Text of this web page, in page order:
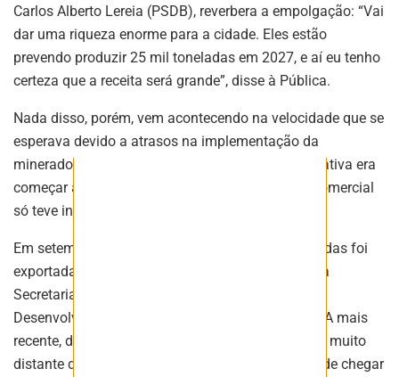
Carlos Alberto Lereia (PSDB), reverbera a empolgação: “Vai
dar uma riqueza enorme para a cidade. Eles estão
prevendo produzir 25 mil toneladas em 2027, e aí eu tenho
certeza que a receita será grande”, disse à Pública.
Nada disso, porém, vem acontecendo na velocidade que se
esperava devido a atrasos na implementação da
mineradora e dificuldades operacionais. A expectativa era
começar a produção em 2022, mas a operação comercial
só teve início em janeiro do ano passado.
Em setembro, uma primeira remessa de 60 toneladas foi
exportada para a China, conforme informações da
Secretaria de Comércio Exterior, do Ministério de
Desenvolvimento, Indústria, Comércio e Serviços. A mais
recente, de fevereiro, foi de 419 toneladas – ainda muito
distante da expectativa de produção da empresa de chegar